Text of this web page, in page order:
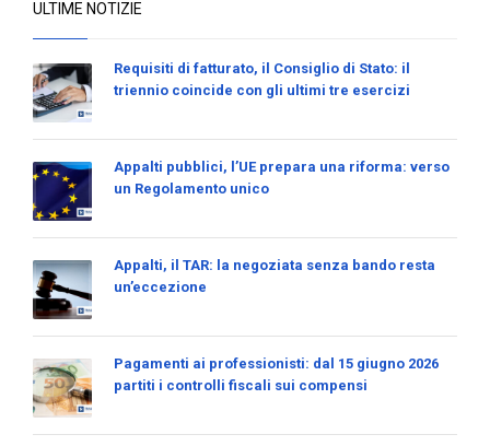
ULTIME NOTIZIE
Requisiti di fatturato, il Consiglio di Stato: il
triennio coincide con gli ultimi tre esercizi
Appalti pubblici, l’UE prepara una riforma: verso
un Regolamento unico
Appalti, il TAR: la negoziata senza bando resta
un’eccezione
Pagamenti ai professionisti: dal 15 giugno 2026
partiti i controlli fiscali sui compensi